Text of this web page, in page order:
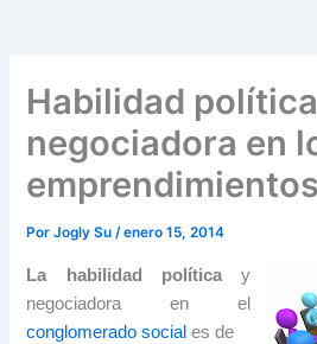
Habilidad
negociadora en
PorJogly Su/enero 15, 2014
La habilidad políticay
negociadora en el
conglomerado social es de